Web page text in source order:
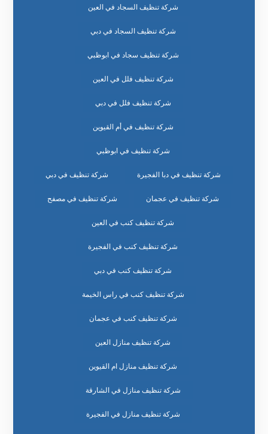
شركة تنظيف السجاد في العين
شركة تنظيف السجاد في دبي
شركة تنظيف سجاد في ابوظبي
شركة تنظيف فلل في العين
شركة تنظيف فلل في دبي
شركة تنظيف في أم القيوين
شركة تنظيف في ابوظبي
شركة تنظيف في دبا الفجيرة شركة تنظيف في دبي
شركة تنظيف في عجمان شركة تنظيف في مصفح
شركة تنظيف كنب في العين
شركة تنظيف كنب في الفجيرة
شركة تنظيف كنب في دبي
شركة تنظيف كنب في راس الخيمة
شركة تنظيف كنب في عجمان
شركة تنظيف منازل العين
شركة تنظيف منازل ام القيوين
شركة تنظيف منازل في الشارقة
شركة تنظيف منازل في الفجيرة